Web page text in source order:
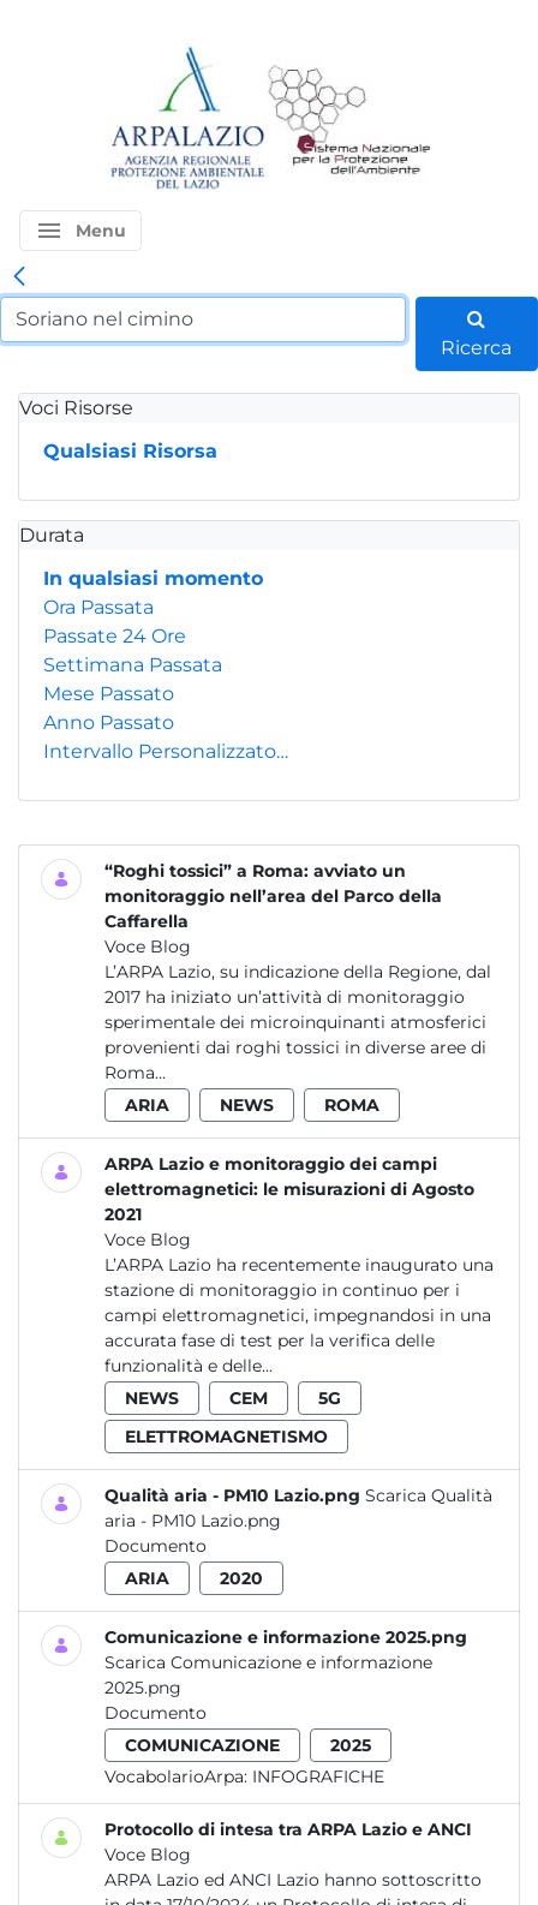
menu Menu
Ricerca
Voci Risorse
Qualsiasi Risorsa
Durata
In qualsiasi momento
Ora Passata
Passate 24 Ore
Settimana Passata
Mese Passato
Anno Passato
Intervallo Personalizzato…
“Roghi tossici” a Roma: avviato un
monitoraggio nell’area del Parco della
Caffarella
Voce Blog
L’ARPA Lazio, su indicazione della Regione, dal
2017 ha iniziato un’attività di monitoraggio
sperimentale dei microinquinanti atmosferici
provenienti dai roghi tossici in diverse aree di
Roma...
ARIA
NEWS ROMA
ARPA Lazio e monitoraggio dei campi
elettromagnetici: le misurazioni di Agosto
2021
Voce Blog
L’ARPA Lazio ha recentemente inaugurato una
stazione di monitoraggio in continuo per i
campi elettromagnetici, impegnandosi in una
accurata fase di test per la verifica delle
funzionalità e delle...
NEWS
CEM
5G
ELETTROMAGNETISMO
Qualità aria - PM10 Lazio.png Scarica Qualità
aria - PM10 Lazio.png
Documento
ARIA
2020
Comunicazione e informazione 2025.png
Scarica Comunicazione e informazione
2025.png
Documento
COMUNICAZIONE
2025
VocabolarioArpa: INFOGRAFICHE
Protocollo di intesa tra ARPA Lazio e ANCI
Voce Blog
ARPA Lazio ed ANCI Lazio hanno sottoscritto